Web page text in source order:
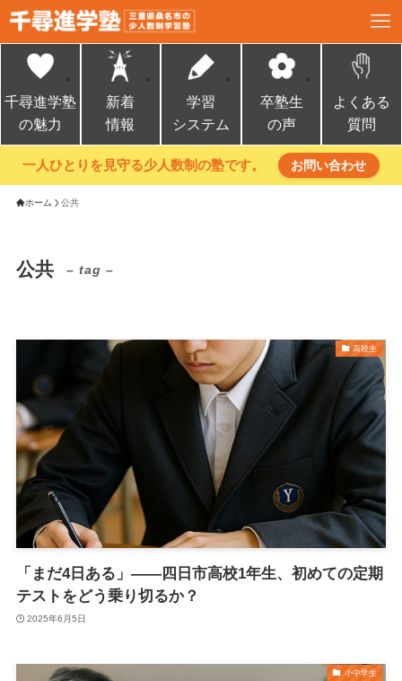
千尋進学塾
の魅力
新着
情報
学習
システム
卒塾生
の声
よくある
質問
一人ひとりを見守る少人数制の塾です。 お問い合わせ
ホーム 公共
公共 – tag –
高校生
「まだ4日ある」――四日市高校1年生、初めての定期
テストをどう乗り切るか？
2025年6月5日
小中学生